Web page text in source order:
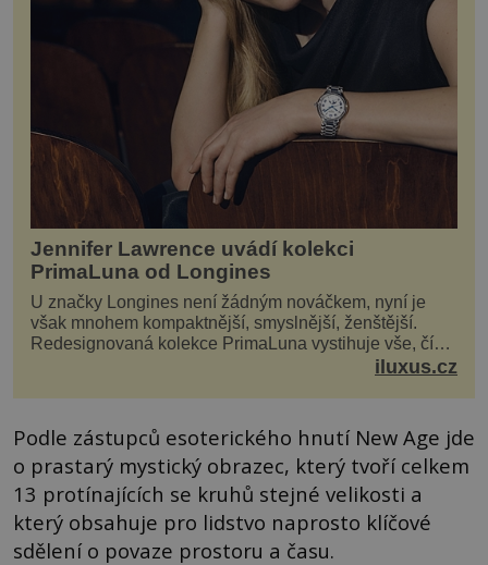
Jennifer Lawrence uvádí kolekci
PrimaLuna od Longines
U značky Longines není žádným nováčkem, nyní je
však mnohem kompaktnější, smyslnější, ženštější.
Redesignovaná kolekce PrimaLuna vystihuje vše, čím
je značka Longines dnes a čím byla i před sto dvacet...
iluxus.cz
Podle zástupců esoterického hnutí New Age jde
o prastarý mystický obrazec, který tvoří celkem
13 protínajících se kruhů stejné velikosti a
který obsahuje pro lidstvo naprosto klíčové
sdělení o povaze prostoru a času.